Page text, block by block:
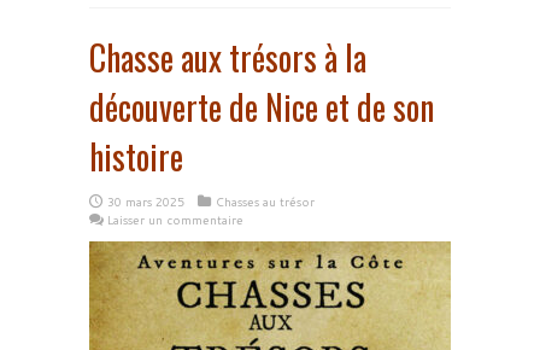
Chasse aux trésors à la
découverte de Nice et de son
histoire
30 mars 2025
Chasses au trésor
Laisser un commentaire